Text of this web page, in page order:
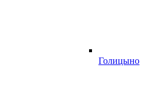
Голицыно